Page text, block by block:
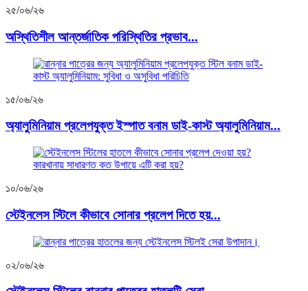
২৫/০৬/২৬
অস্থিতিশীল আন্তর্জাতিক পরিস্থিতির প্রভাব...
১৫/০৬/২৬
অ্যালুমিনিয়াম প্রলেপযুক্ত ইস্পাত বনাম ডাই-কাস্ট অ্যালুমিনিয়াম...
১০/০৬/২৬
স্টেইনলেস স্টিলে কীভাবে সোনার প্রলেপ দিতে হয়...
০২/০৬/২৬